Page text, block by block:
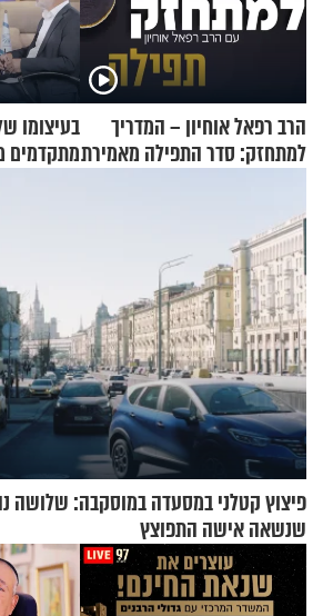
הרב רפאל אוחיון – המדריך
למתחזק: סדר התפילה מאמירת
בעיצומו
מתקדמים
פיצוץ קטלני במסעדה במוסקבה: שלושה
שנשאה אישה התפוצץ